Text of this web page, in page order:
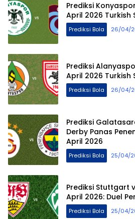
Prediksi
April 2026 Turkish
Prediksi Bola 26/04/
Prediksi
April 2026 Turkish
Prediksi Bola 26/04/
Prediksi
Derby Panas
April 2026
Prediksi Bola 25/04/
Prediksi Stuttgart
April 2026: Duel
Prediksi Bola 25/04/